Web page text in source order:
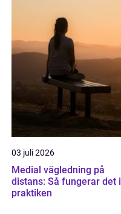
03 juli 2026
Medial vägledning på
distans: Så fungerar det i
praktiken